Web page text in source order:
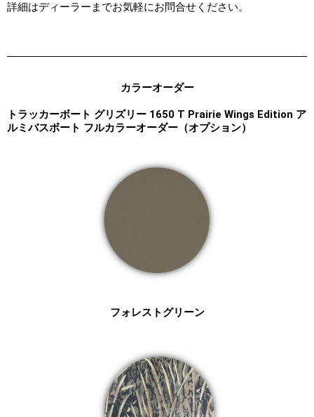
詳細はディーラーまでお気軽にお問合せください。
カラーオーダー
トラッカーボート グリズリー 1650 T Prairie Wings Edition ア
ルミバスボート フルカラーオーダー（オプション）
フォレストグリーン